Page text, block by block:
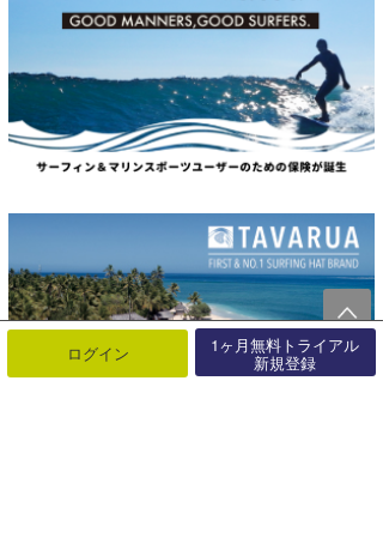
ログイン 1ヶ月無料トライアル
新規登録